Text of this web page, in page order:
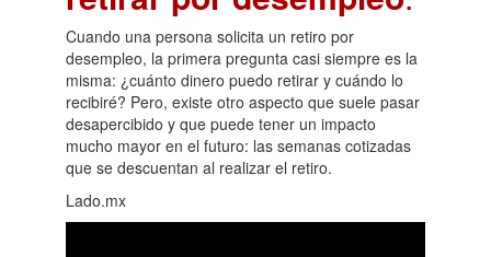
Cuando una persona solicita un retiro por
desempleo, la primera pregunta casi siempre es la
misma: ¿cuánto dinero puedo retirar y cuándo lo
recibiré? Pero, existe otro aspecto que suele pasar
desapercibido y que puede tener un impacto
mucho mayor en el futuro: las semanas cotizadas
que se descuentan al realizar el retiro.
Lado.mx